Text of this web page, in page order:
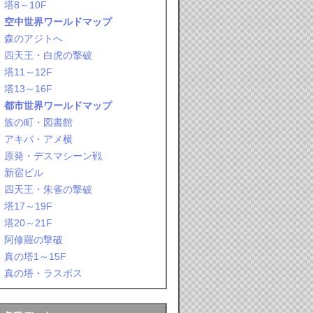
塔8～10F
空中世界ワールドマップ
森のアジトへ
四天王・白虎の撃破
塔11～12F
塔13～16F
都市世界ワールドマップ
族の町・図書館
アキバ・アメ横
原発・デスマシーン戦
新宿ビル
四天王・朱雀の撃破
塔17～19F
塔20～21F
阿修羅の撃破
真の塔1～15F
真の塔・ラスボス